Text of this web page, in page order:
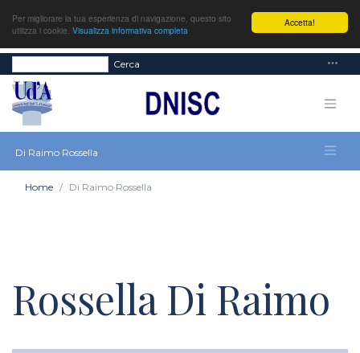
Accetta!
Per migliorare la tua esperienza di navigazione, questo sito
utilizza i cookie. Visualizza informativa completa
Cerca
Di Raimo Rossella
Home Di Raimo Rossella
Rossella Di Raimo